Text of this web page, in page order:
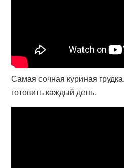
Самая сочная куриная
готовить каждый день.